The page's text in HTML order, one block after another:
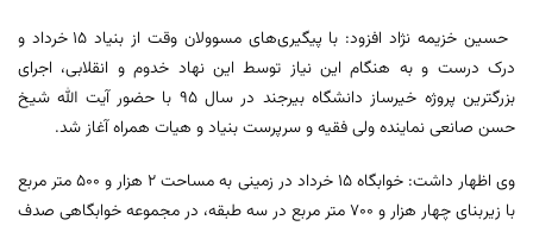
حسین خزیمه نژاد افزود: با پیگیری‌­های مسوولان وقت از بنیاد ۱۵ خرداد و
درک درست و به هنگام این نیاز توسط این نهاد خدوم و انقلابی، اجرای
بزرگترین پروژه خیرساز دانشگاه بیرجند در سال ۹۵ با حضور آیت الله شیخ
حسن صانعی نماینده ولی فقیه و سرپرست بنیاد و هیات همراه آغاز شد.
وی اظهار داشت: خوابگاه ۱۵ خرداد در زمینی به مساحت ۲ هزار و ۵۰۰ متر مربع
با زیربنای چهار هزار و ۷۰۰ متر مربع در سه طبقه، در مجموعه خوابگاهی صدف